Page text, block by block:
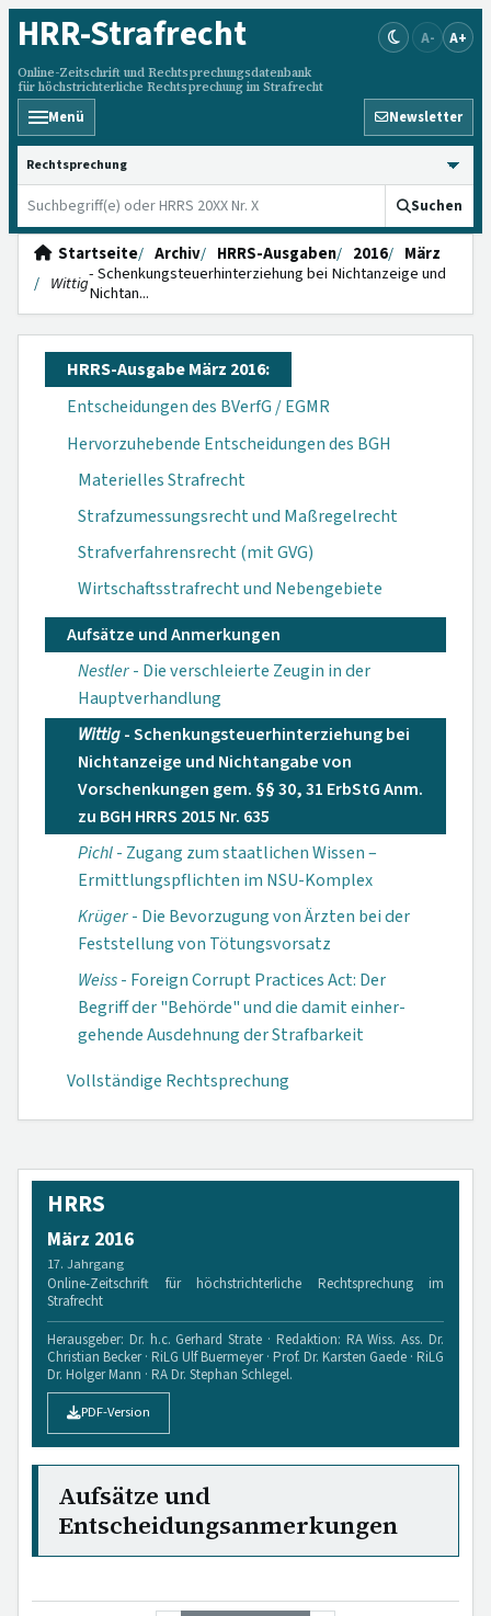
HRR-Strafrecht
Online-Zeitschrift und Rechtsprechungsdatenbank
für höchstrichterliche Rechtsprechung im Strafrecht
A- A+
Menü Newsletter
HRRS durchsuchen
Suchen
Startseite Archiv HRRS-Ausgaben 2016
März
Wittig- Schenkungs­teuerhinter­ziehung bei Nichtan­zeige und
Nichtan...
HRRS-Ausgabe März 2016:
Entscheidungen des BVerfG / EGMR
Hervorzuhebende Entscheidungen des BGH
Materielles Strafrecht
Strafzumessungsrecht und Maßregelrecht
Strafverfahrensrecht (mit GVG)
Wirtschaftsstrafrecht und Nebengebiete
Aufsätze und Anmerkungen
Nestler- Die verschleierte Zeugin in der
Hauptverhandlung
Wittig- Schenkungs­teuerhinter­ziehung bei
Nichtan­zeige und Nichtan­gabe von
Vorschenkungen gem. §§ 30, 31 ErbStG Anm.
zu BGH HRRS 2015 Nr. 635
Pichl- Zugang zum staatlichen Wissen –
Ermittlungs­pflichten im NSU-Komplex
Krüger- Die Bevorzugung von Ärzten bei der
Fest­stellung von Tötungs­vorsatz
Weiss- Foreign Corrupt Practices Act: Der
Begriff der "Behörde" und die damit einher­
gehende Aus­dehnung der Straf­barkeit
Vollständige Rechtsprechung
HRRS
März 2016
17. Jahrgang
Online-Zeitschrift für höchstrichterliche Rechtsprechung im
Strafrecht
Herausgeber: Dr. h.c. Gerhard Strate · Redaktion: RA Wiss. Ass. Dr.
Christian Becker · RiLG Ulf Buermeyer · Prof. Dr. Karsten Gaede · RiLG
Dr. Holger Mann · RA Dr. Stephan Schlegel.
PDF-Version
Aufsätze und
Entscheidungsanmerkungen